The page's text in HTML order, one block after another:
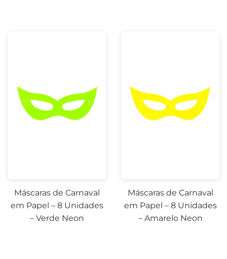
Máscaras de Carnaval
em Papel – 8 Unidades
– Verde Neon
Máscaras de Carnaval
em Papel – 8 Unidades
– Amarelo Neon